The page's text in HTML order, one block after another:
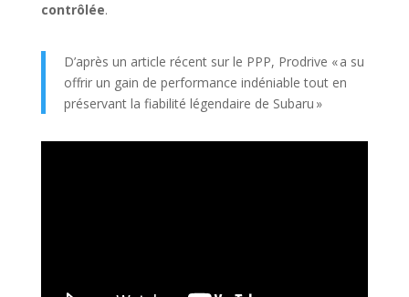
contrôlée.
D’après un article récent sur le PPP, Prodrive « a su
offrir un gain de performance indéniable tout en
préservant la fiabilité légendaire de Subaru »